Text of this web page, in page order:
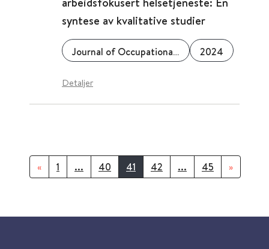
syntese av kvalitative studier
Journal of Occupational Rehabilitation 2024
Detaljer
« 1 ... 40 41 42 ... 45 »